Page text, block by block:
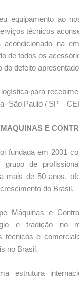
equipamento ao
técnicos
acondicionado na
de todos os
do defeito
para
São Paulo / SP –
E
fundada em 2001
de
mais de 50 anos,
do Brasil.
Máquinas e
e tradição no
técnicos e
no Brasil.
estrutura